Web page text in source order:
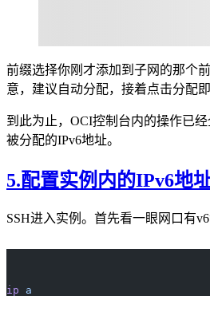
前缀选择你刚才添加到子网的那个
意，建议自动分配，接着点击分配即
到此为止，OCI控制台内的操作已
被分配的IPv6地址。
5.配置实例内的IPv6地
SSH进入实例。首先看一眼网口有v6
ip a